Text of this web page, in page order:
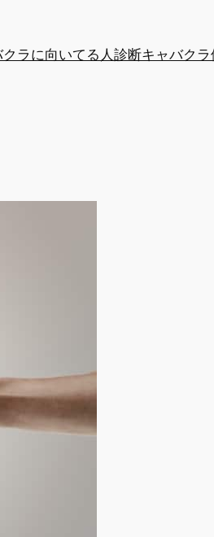
クラに向いてる人診断キャバク